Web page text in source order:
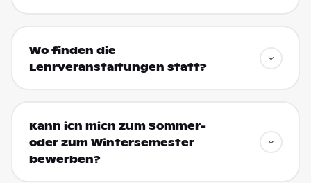
Wo finden die
Lehrveranstaltungen statt?
Kann ich mich zum Sommer-
oder zum Wintersemester
bewerben?